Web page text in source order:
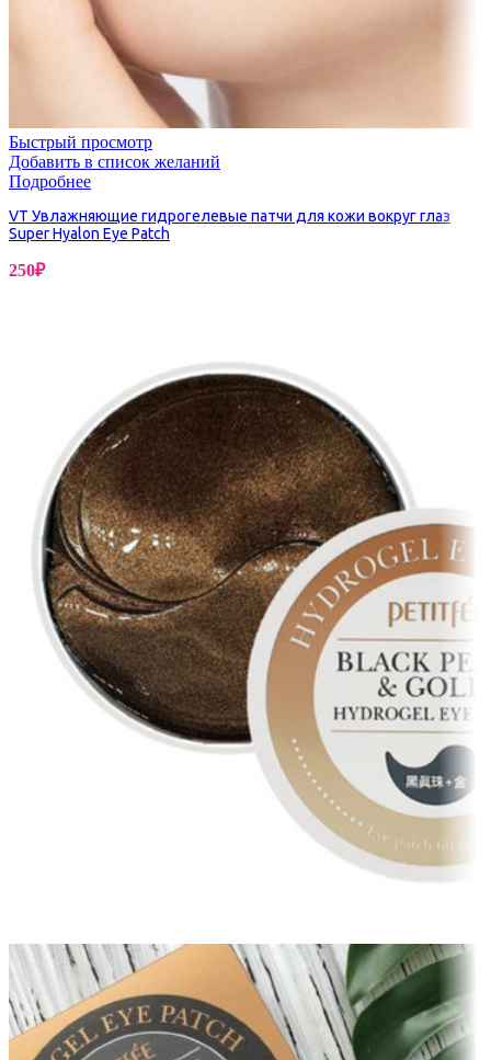
Быстрый просмотр
Добавить в список желаний
Подробнее
VT Увлажняющие гидрогелевые патчи для кожи вокруг глаз
Super Hyalon Eye Patch
250₽